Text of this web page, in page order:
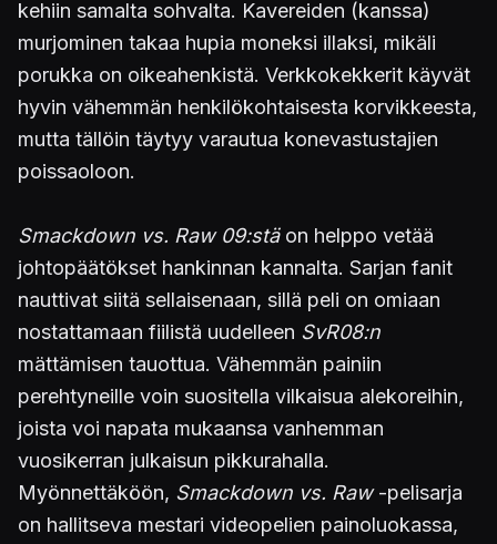
kehiin samalta sohvalta. Kavereiden (kanssa)
murjominen takaa hupia moneksi illaksi, mikäli
porukka on oikeahenkistä. Verkkokekkerit käyvät
hyvin vähemmän henkilökohtaisesta korvikkeesta,
mutta tällöin täytyy varautua konevastustajien
poissaoloon.
Smackdown vs. Raw 09:stäon helppo vetää
johtopäätökset hankinnan kannalta. Sarjan fanit
nauttivat siitä sellaisenaan, sillä peli on omiaan
nostattamaan fiilistä uudelleen SvR08:n
mättämisen tauottua. Vähemmän painiin
perehtyneille voin suositella vilkaisua alekoreihin,
joista voi napata mukaansa vanhemman
vuosikerran julkaisun pikkurahalla.
Myönnettäköön, Smackdown vs. Raw-pelisarja
on hallitseva mestari videopelien painoluokassa,